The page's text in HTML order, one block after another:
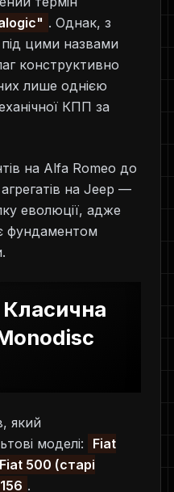
. Однак, з
цими назвами
конструктивно
лише однією
КПП за
на Alfa Romeo до
на Jeep —
еволюції, адже
фундаментом
Класична
який
моделі:
Fiat
500 (старі
.